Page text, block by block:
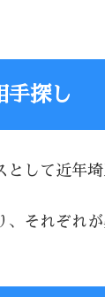
手探し
して近年
それぞれ